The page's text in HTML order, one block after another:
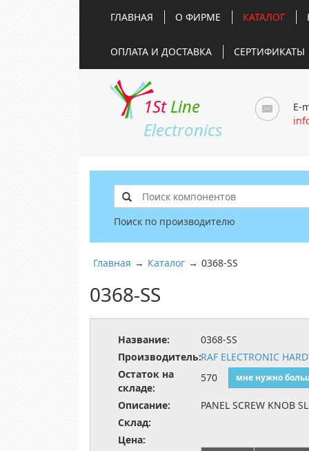
ГЛАВНАЯ О ФИРМЕ КАТАЛОГ
ОПЛАТА И ДОСТАВКА СЕРТИФИКАТЫ
1St Line
Electronics
E-
Поиск по производителю
Главная → Каталог → 0368-SS
0368-SS
Название:
0368-SS
Производитель:RAF ELECTRONIC
Остаток на
складе:
570 мне нужно
Описание:
PANEL SCREW KNOB
Склад:
Цена: